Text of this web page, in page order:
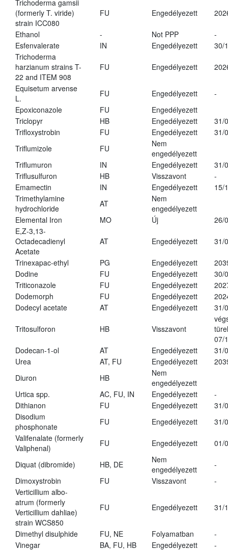
Trichoderma gamsii
(formerly T. viride)
strain ICC080
FU Engedélyezett
Ethanol - Not PPP
-
Esfenvalerate
IN Engedélyezett
30/
Trichoderma
harzianum strains T-
22 and ITEM 908
FU Engedélyezett
Equisetum arvense
L.
FU Engedélyezett
-
Epoxiconazole
FU
Engedélyezett
Triclopyr
HB Engedélyezett
31/
Trifloxystrobin
FU Engedélyezett
31/
Triflumizole
FU
Nem
engedélyezett
Triflumuron
IN Engedélyezett
31/
Triflusulfuron
HB Visszavont
-
Emamectin
IN Engedélyezett
15/
Trimethylamine
hydrochloride
AT
Nem
engedélyezett
Elemental Iron
MO Új
26/
E,Z-3,13-
Octadecadienyl
Acetate
AT Engedélyezett 31/
Trinexapac-ethyl PG Engedélyezett
Dodine
FU Engedélyezett
30/
Triticonazole
FU Engedélyezett
Dodemorph
FU Engedélyezett
Dodecyl acetate
AT Engedélyezett 31/
Tritosulforon HB Visszavont
07/
Dodecan-1-ol
AT Engedélyezett
31/
Urea
AT, FU Engedélyezett
Diuron
HB
Nem
engedélyezett
Urtica spp.
AC, FU, IN Engedélyezett
-
Dithianon
FU Engedélyezett
31/
Disodium
phosphonate
FU Engedélyezett
31/
Valifenalate (formerly
Valiphenal)
FU Engedélyezett 01/
Diquat (dibromide) HB, DE
Nem
engedélyezett
-
Dimoxystrobin
FU Visszavont
-
Verticillium albo-
atrum (formerly
Verticillium dahliae)
strain WCS850
FU Engedélyezett 31/
Dimethyl disulphide FU, NE Folyamatban
-
Vinegar
BA, FU, HB Engedélyezett
-